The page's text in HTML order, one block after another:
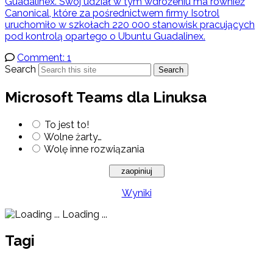
Canonical, które za pośrednictwem firmy Isotrol
uruchomiło w szkołach 220 000 stanowisk pracujących
pod kontrolą opartego o Ubuntu Guadalinex.
Comment: 1
Search
Search
Microsoft Teams dla Linuksa
To jest to!
Wolne żarty…
Wolę inne rozwiązania
Wyniki
Loading ...
Tagi